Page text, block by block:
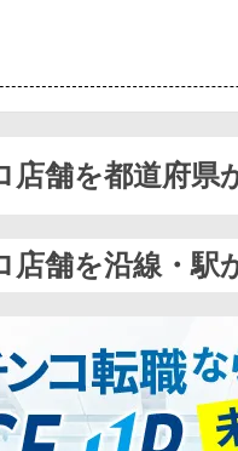
店舗を都道府県
店舗を沿線・駅